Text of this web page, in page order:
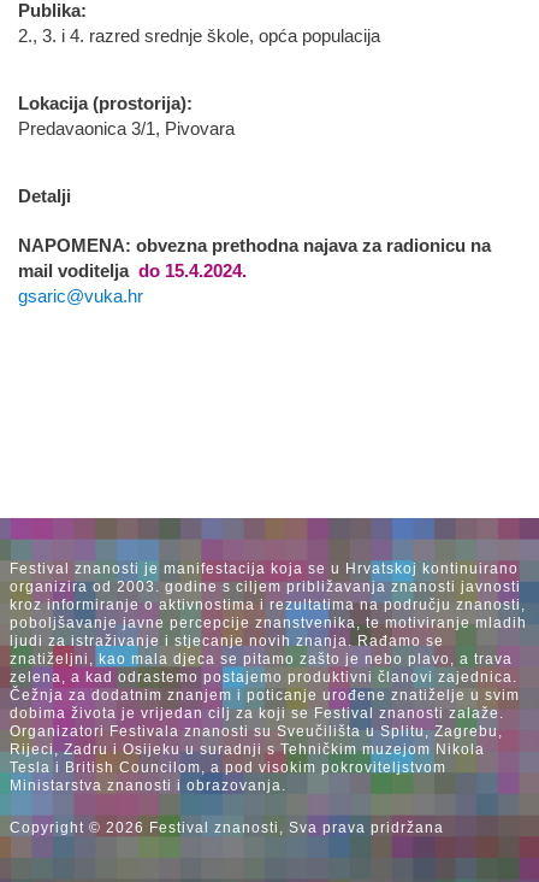
Publika:
2., 3. i 4. razred srednje škole, opća populacija
Lokacija (prostorija):
Predavaonica 3/1, Pivovara
Detalji
NAPOMENA: obvezna prethodna najava za radionicu na
mail voditelja do 15.4.2024.
gsaric@vuka.hr
Festival znanosti je manifestacija koja se u Hrvatskoj kontinuirano
organizira od 2003. godine s ciljem približavanja znanosti javnosti
kroz informiranje o aktivnostima i rezultatima na području znanosti,
poboljšavanje javne percepcije znanstvenika, te motiviranje mladih
ljudi za istraživanje i stjecanje novih znanja. Rađamo se
znatiželjni, kao mala djeca se pitamo zašto je nebo plavo, a trava
zelena, a kad odrastemo postajemo produktivni članovi zajednica.
Čežnja za dodatnim znanjem i poticanje urođene znatiželje u svim
dobima života je vrijedan cilj za koji se Festival znanosti zalaže.
Organizatori Festivala znanosti su Sveučilišta u Splitu, Zagrebu,
Rijeci, Zadru i Osijeku u suradnji s Tehničkim muzejom Nikola
Tesla i British Councilom, a pod visokim pokroviteljstvom
Ministarstva znanosti i obrazovanja.
Copyright © 2026 Festival znanosti, Sva prava pridržana